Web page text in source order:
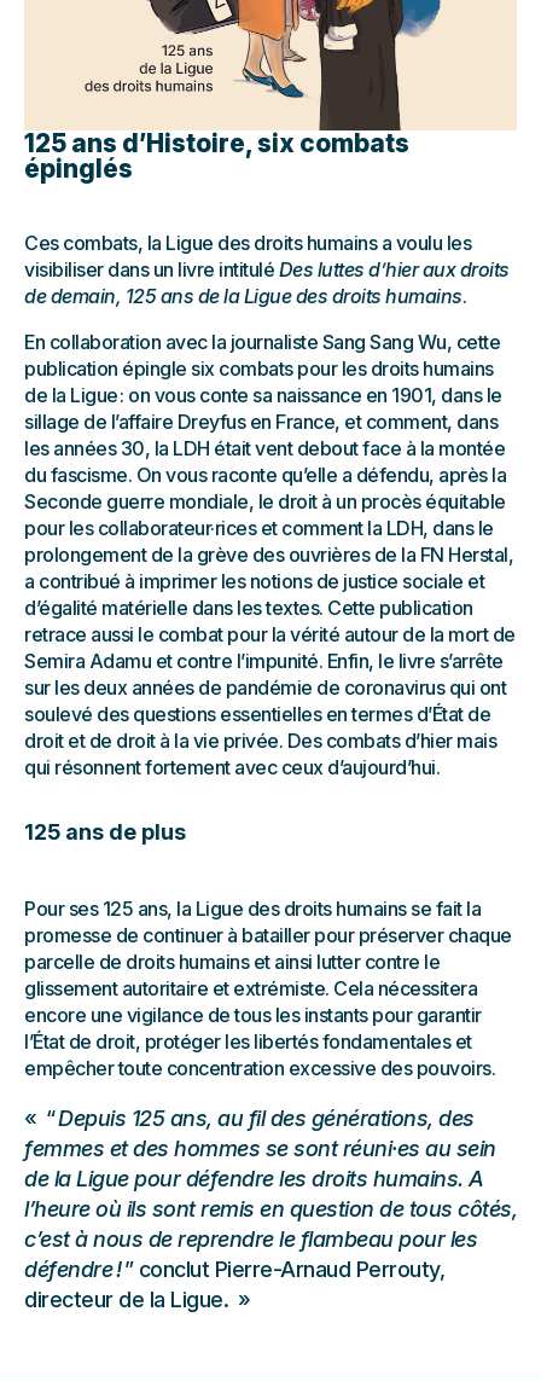
125 ans d’Histoire, six combats
épinglés
Ces combats, la Ligue des droits humains a voulu les
visibiliser dans un livre intitulé Des luttes d’hier aux droits
de demain, 125 ans de la Ligue des droits humains.
En collaboration avec la journaliste Sang Sang Wu, cette
publication épingle six combats pour les droits humains
de la Ligue : on vous conte sa naissance en 1901, dans le
sillage de l’affaire Dreyfus en France, et comment, dans
les années 30, la LDH était vent debout face à la montée
du fascisme. On vous raconte qu’elle a défendu, après la
Seconde guerre mondiale, le droit à un procès équitable
pour les collaborateur·rices et comment la LDH, dans le
prolongement de la grève des ouvrières de la FN Herstal,
a contribué à imprimer les notions de justice sociale et
d’égalité matérielle dans les textes. Cette publication
retrace aussi le combat pour la vérité autour de la mort de
Semira Adamu et contre l’impunité. Enfin, le livre s’arrête
sur les deux années de pandémie de coronavirus qui ont
soulevé des questions essentielles en termes d’État de
droit et de droit à la vie privée. Des combats d’hier mais
qui résonnent fortement avec ceux d’aujourd’hui.
125 ans de plus
Pour ses 125 ans, la Ligue des droits humains se fait la
promesse de continuer à batailler pour préserver chaque
parcelle de droits humains et ainsi lutter contre le
glissement autoritaire et extrémiste. Cela nécessitera
encore une vigilance de tous les instants pour garantir
l’État de droit, protéger les libertés fondamentales et
empêcher toute concentration excessive des pouvoirs.
“Depuis 125 ans, au fil des générations, des
femmes et des hommes se sont réuni·es au sein
de la Ligue pour défendre les droits humains. A
l’heure où ils sont remis en question de tous côtés,
c’est à nous de reprendre le flambeau pour les
défendre !” conclut Pierre-Arnaud Perrouty,
directeur de la Ligue.